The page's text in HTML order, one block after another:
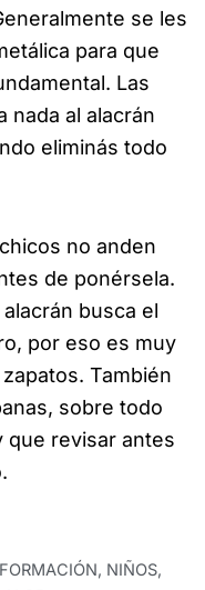
se les
para que
Las
nada al alacrán
eliminás todo
no anden
de ponérsela.
busca el
por eso es muy
También
sobre todo
que revisar antes
, NIÑOS,